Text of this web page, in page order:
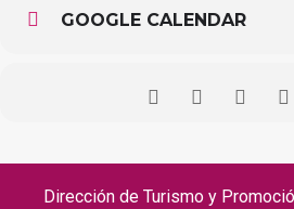
GOOGLE CALENDAR
Dirección de Turismo y